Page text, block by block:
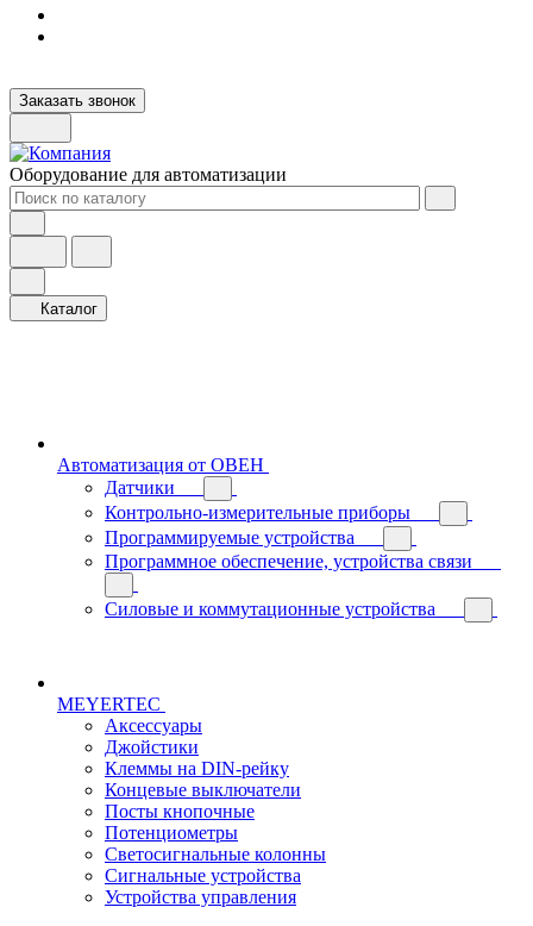
Заказать звонок
Оборудование для автоматизации
Каталог
Автоматизация от ОВЕН
Датчики
Контрольно-измерительные приборы
Программируемые устройства
Программное обеспечение, устройства связи
Силовые и коммутационные устройства
MEYERTEC
Аксессуары
Джойстики
Клеммы на DIN-рейку
Концевые выключатели
Посты кнопочные
Потенциометры
Светосигнальные колонны
Сигнальные устройства
Устройства управления